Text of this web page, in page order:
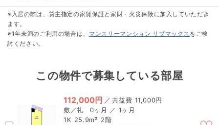
※入居の際は、貸主指定の家賃保証と家財・火災保険に加入していただき
ます。
※1年未満のご利用の場合は、 マンスリーマンション リブマックス をご検
討ください。
この物件で募集している部屋
112,000円 ／
11,000円
0ヶ月 ／ 1ヶ月
1K 25.9m² 2階